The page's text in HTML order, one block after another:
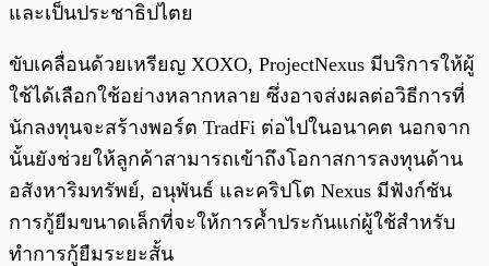
และเป็นประชาธิปไตย
ขับเคลื่อนด้วยเหรียญ XOXO, ProjectNexus มีบริการให้ผู้
ใช้ได้เลือกใช้อย่างหลากหลาย ซึ่งอาจส่งผลต่อวิธีการที่
นักลงทุนจะสร้างพอร์ต TradFi ต่อไปในอนาคต นอกจาก
นั้นยังช่วยให้ลูกค้าสามารถเข้าถึงโอกาสการลงทุนด้าน
อสังหาริมทรัพย์, อนุพันธ์ และคริปโต Nexus มีฟังก์ชัน
การกู้ยืมขนาดเล็กที่จะให้การค้ำประกันแก่ผู้ใช้สำหรับ
ทำการกู้ยืมระยะสั้น